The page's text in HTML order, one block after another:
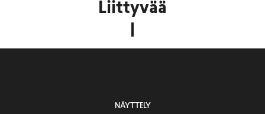
Liittyvää
NÄYTTELY